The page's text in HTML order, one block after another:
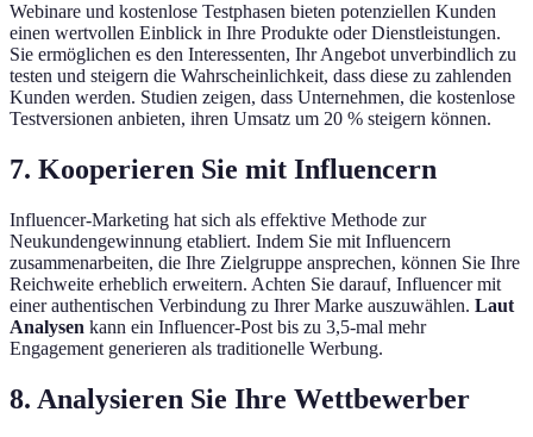
Webinare und kostenlose Testphasen bieten potenziellen Kunden
einen wertvollen Einblick in Ihre Produkte oder Dienstleistungen.
Sie ermöglichen es den Interessenten, Ihr Angebot unverbindlich zu
testen und steigern die Wahrscheinlichkeit, dass diese zu zahlenden
Kunden werden. Studien zeigen, dass Unternehmen, die kostenlose
Testversionen anbieten, ihren Umsatz um 20 % steigern können.
7. Kooperieren Sie mit Influencern
Influencer-Marketing hat sich als effektive Methode zur
Neukundengewinnung etabliert. Indem Sie mit Influencern
zusammenarbeiten, die Ihre Zielgruppe ansprechen, können Sie Ihre
Reichweite erheblich erweitern. Achten Sie darauf, Influencer mit
einer authentischen Verbindung zu Ihrer Marke auszuwählen. Laut
Analysen kann ein Influencer-Post bis zu 3,5-mal mehr
Engagement generieren als traditionelle Werbung.
8. Analysieren Sie Ihre Wettbewerber